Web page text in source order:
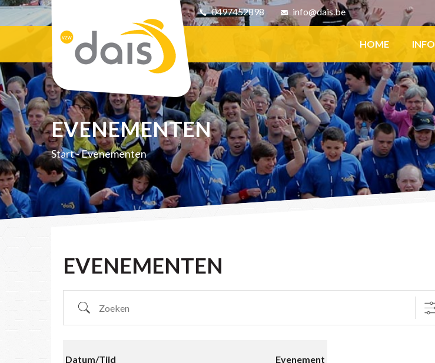
0497452898 info@dais.be Facebook
HOME INFO
EVENEMENTEN
Start-Evenementen
EVENEMENTEN
Zoeken
Datum/Tijd Evenement